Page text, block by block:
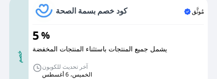
خصم
كود خصم بسمة الصحة مُوثَّق
5%
يشمل جميع المنتجات باستثناء المنتجات المخفضة
آخر تحديث للكوبون
الخميس، 6 أغسطس